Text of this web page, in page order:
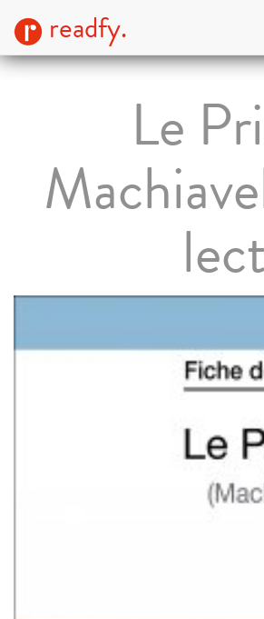
readfy.
Le